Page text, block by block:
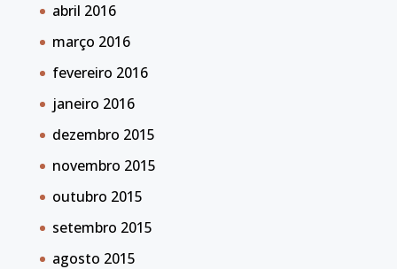
abril 2016
março 2016
fevereiro 2016
janeiro 2016
dezembro 2015
novembro 2015
outubro 2015
setembro 2015
agosto 2015